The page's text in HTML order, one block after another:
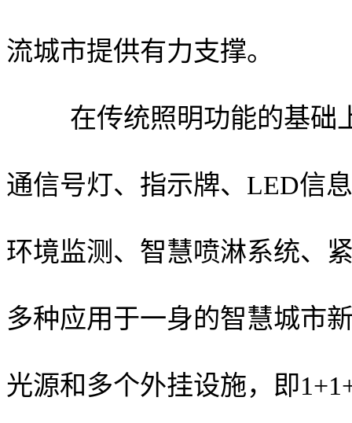
流城市提供有力支撑。
在传统照明功能的基础上
通信号灯、指示牌、LED信
环境监测、智慧喷淋系统、
多种应用于一身的智慧城市
光源和多个外挂设施，即